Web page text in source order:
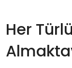
Her